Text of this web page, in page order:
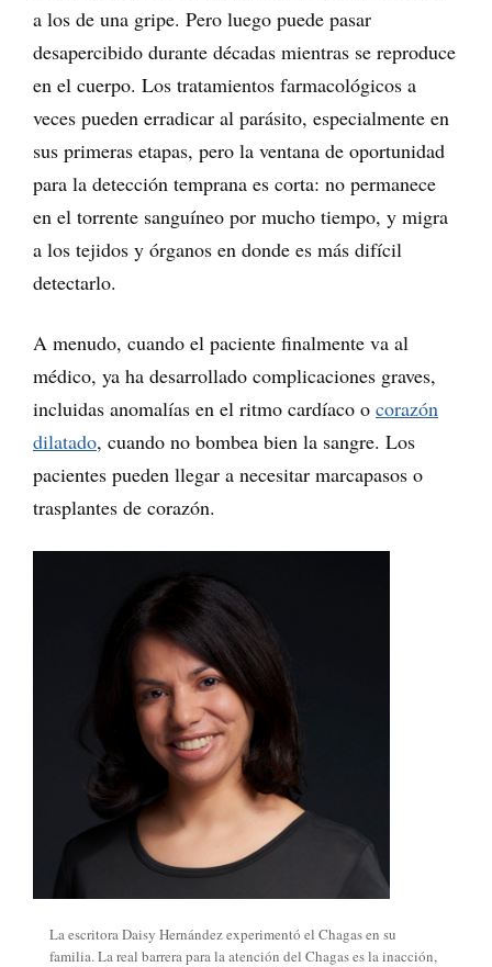
a los de una gripe. Pero luego puede pasar
desapercibido durante décadas mientras se reproduce
en el cuerpo. Los tratamientos farmacológicos a
veces pueden erradicar al parásito, especialmente en
sus primeras etapas, pero la ventana de oportunidad
para la detección temprana es corta: no permanece
en el torrente sanguíneo por mucho tiempo, y migra
a los tejidos y órganos en donde es más difícil
detectarlo.
A menudo, cuando el paciente finalmente va al
médico, ya ha desarrollado complicaciones graves,
incluidas anomalías en el ritmo cardíaco o corazón
dilatado, cuando no bombea bien la sangre. Los
pacientes pueden llegar a necesitar marcapasos o
trasplantes de corazón.
La escritora Daisy Hernández experimentó el Chagas en su
familia. La real barrera para la atención del Chagas es la inacción,